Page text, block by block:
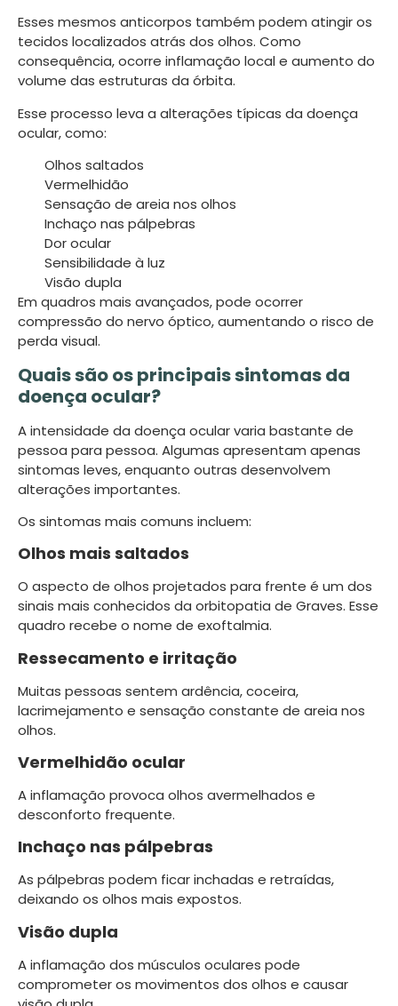
Esses mesmos anticorpos também podem atingir os
tecidos localizados atrás dos olhos. Como
consequência, ocorre inflamação local e aumento do
volume das estruturas da órbita.
Esse processo leva a alterações típicas da doença
ocular, como:
Olhos saltados
Vermelhidão
Sensação de areia nos olhos
Inchaço nas pálpebras
Dor ocular
Sensibilidade à luz
Visão dupla
Em quadros mais avançados, pode ocorrer
compressão do nervo óptico, aumentando o risco de
perda visual.
Quais são os principais sintomas da
doença ocular?
A intensidade da doença ocular varia bastante de
pessoa para pessoa. Algumas apresentam apenas
sintomas leves, enquanto outras desenvolvem
alterações importantes.
Os sintomas mais comuns incluem:
Olhos mais saltados
O aspecto de olhos projetados para frente é um dos
sinais mais conhecidos da orbitopatia de Graves. Esse
quadro recebe o nome de exoftalmia.
Ressecamento e irritação
Muitas pessoas sentem ardência, coceira,
lacrimejamento e sensação constante de areia nos
olhos.
Vermelhidão ocular
A inflamação provoca olhos avermelhados e
desconforto frequente.
Inchaço nas pálpebras
As pálpebras podem ficar inchadas e retraídas,
deixando os olhos mais expostos.
Visão dupla
A inflamação dos músculos oculares pode
comprometer os movimentos dos olhos e causar